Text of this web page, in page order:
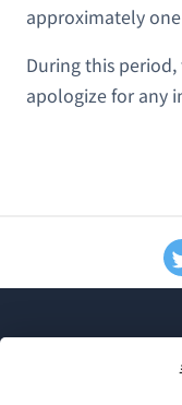
approximately
During this
apologize for any